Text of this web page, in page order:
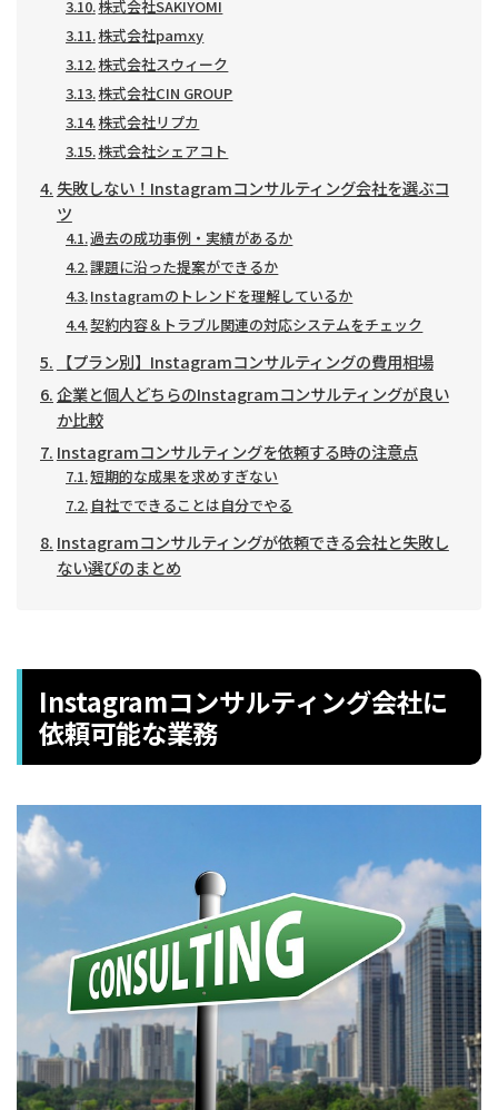
株式会社SAKIYOMI
株式会社pamxy
株式会社スウィーク
株式会社CIN GROUP
株式会社リプカ
株式会社シェアコト
失敗しない！Instagramコンサルティング会社を選ぶコ
ツ
過去の成功事例・実績があるか
課題に沿った提案ができるか
Instagramのトレンドを理解しているか
契約内容＆トラブル関連の対応システムをチェック
【プラン別】Instagramコンサルティングの費用相場
企業と個人どちらのInstagramコンサルティングが良い
か比較
Instagramコンサルティングを依頼する時の注意点
短期的な成果を求めすぎない
自社でできることは自分でやる
Instagramコンサルティングが依頼できる会社と失敗し
ない選びのまとめ
Instagramコンサルティング会社に
依頼可能な業務